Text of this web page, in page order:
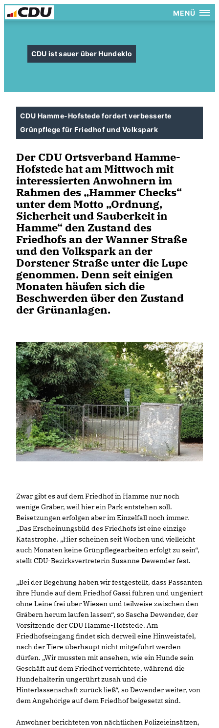
MENÜ
CDU ist sauer über Hundeklo
CDU Hamme-Hofstede fordert verbesserte
Grünpflege für Friedhof und Volkspark
Der CDU Ortsverband Hamme-
Hofstede hat am Mittwoch mit
interessierten Anwohnern im
Rahmen des „Hammer Checks“
unter dem Motto „Ordnung,
Sicherheit und Sauberkeit in
Hamme“ den Zustand des
Friedhofs an der Wanner Straße
und den Volkspark an der
Dorstener Straße unter die Lupe
genommen. Denn seit einigen
Monaten häufen sich die
Beschwerden über den Zustand
der Grünanlagen.
Zwar gibt es auf dem Friedhof in Hamme nur noch
wenige Gräber, weil hier ein Park entstehen soll.
Beisetzungen erfolgen aber im Einzelfall noch immer.
Das Erscheinungsbild des Friedhofs ist eine einzige
Katastrophe. „Hier scheinen seit Wochen und vielleicht
auch Monaten keine Grünpflegearbeiten erfolgt zu sein“,
stellt CDU-Bezirksvertreterin Susanne Dewender fest.
Bei der Begehung haben wir festgestellt, dass Passanten
ihre Hunde auf dem Friedhof Gassi führen und ungeniert
ohne Leine frei über Wiesen und teilweise zwischen den
Gräbern herum laufen lassen“, so Sascha Dewender, der
Vorsitzende der CDU Hamme-Hofstede. Am
Friedhofseingang findet sich derweil eine Hinweistafel,
nach der Tiere überhaupt nicht mitgeführt werden
dürfen. „Wir mussten mit ansehen, wie ein Hunde sein
Geschäft auf dem Friedhof verrichtete, während die
Hundehalterin ungerührt zusah und die
Hinterlassenschaft zurück ließ“, so Dewender weiter, von
dem Angehörige auf dem Friedhof beigesetzt sind.
Anwohner berichteten von nächtlichen Polizeieinsätzen,